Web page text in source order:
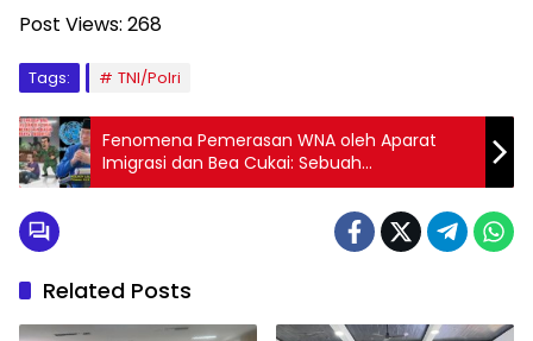
Post Views: 268
Tags: TNI/Polri
Fenomena Pemerasan WNA oleh Aparat
Imigrasi dan Bea Cukai: Sebuah
Pengkhianatan terhadap Kemanusiaan
Related Posts